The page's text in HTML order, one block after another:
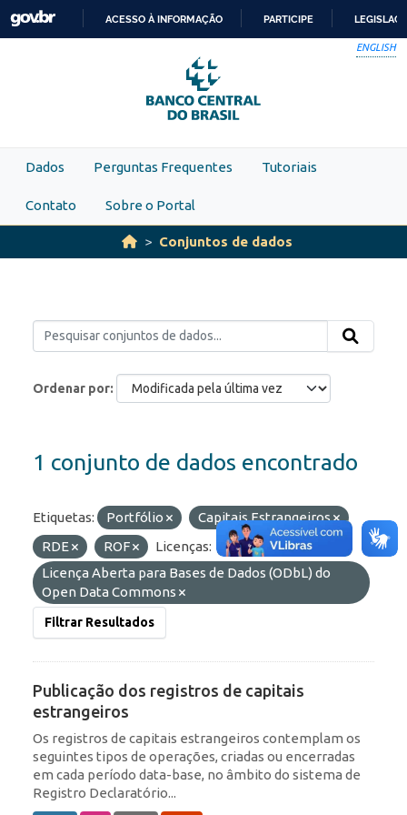
Skip to main content
PARA
O
CONTEÚDO
ACESSO À INFORMAÇÃO PARTICIPE
ENGLISH
Dados Perguntas Frequentes Tutoriais
Contato Sobre o Portal
Conjuntos de dados
Ordenar por
1 conjunto de dados encontrado
Etiquetas: Portfólio
Capitais Estrangeiros
RDE
ROF
Licenças:
Licença Aberta para Bases de Dados (ODbL) do
Open Data Commons
Filtrar Resultados
Publicação dos registros de capitais
estrangeiros
Os registros de capitais estrangeiros contemplam os
seguintes tipos de operações, criadas ou encerradas
em cada período data-base, no âmbito do sistema de
Registro Declaratório...